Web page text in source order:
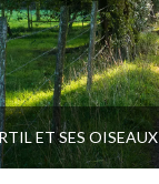
ET SES OISEAUX